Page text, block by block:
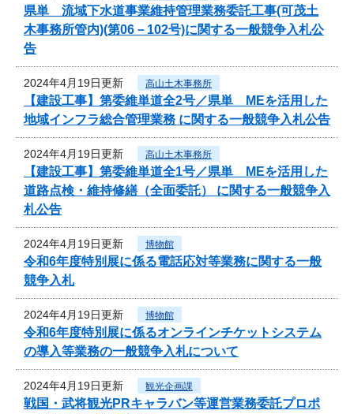
県単 流域下水道事業維持管理業務委託工事(可茂土
木事務所管内)(第06－102号)に関する一般競争入札公
告
2024年4月19日更新 高山土木事務所
【建設工事】第委維単道全2号／県単 MEを活用した
地域インフラ総合管理業務 に関する一般競争入札公告
2024年4月19日更新 高山土木事務所
【建設工事】第委維単道全1号／県単 MEを活用した
道路点検・維持修繕（全面委託） に関する一般競争入
札公告
2024年4月19日更新 博物館
令和6年度特別展に係る電話応対等業務に関する一般
競争入札
2024年4月19日更新 博物館
令和6年度特別展に係るオンラインチケットシステム
の導入等業務の一般競争入札について
2024年4月19日更新 観光企画課
戦国・武将観光PRキャラバン等運営業務委託プロポ